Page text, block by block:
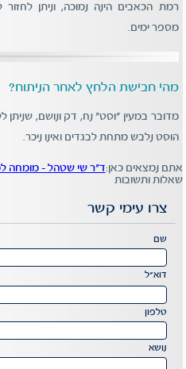
רמת הכאבים הינה נמוכה, וניתן
מספר ימים.
מהי חבישת הלחץ לאחר הניתוח?
מדובר במעין "וסט" נח, דק ונושם, שניתן
הוסט נלבש מתחת לבגדים ואינו ניכר.
אתם נמצאים כאן:ד"ר שי שטהל - מומחה
שאלות ותשובות
צרו עימי קשר
Please
this
field
empty.
שם
דוא"ל
leave
this
field
empty.
טלפון
נושא